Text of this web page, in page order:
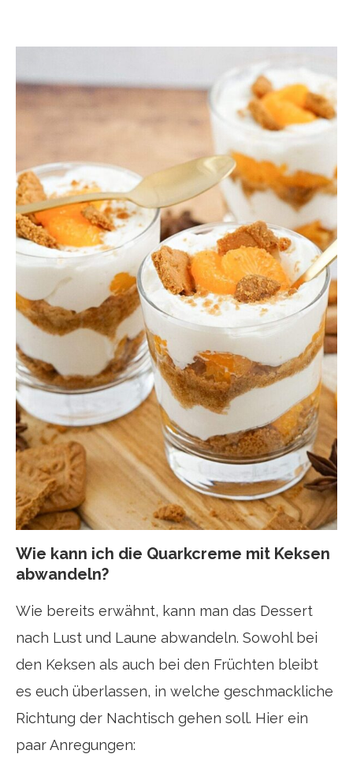
Wie kann ich die Quarkcreme mit Keksen
abwandeln?
Wie bereits erwähnt, kann man das Dessert
nach Lust und Laune abwandeln. Sowohl bei
den Keksen als auch bei den Früchten bleibt
es euch überlassen, in welche geschmackliche
Richtung der Nachtisch gehen soll. Hier ein
paar Anregungen: